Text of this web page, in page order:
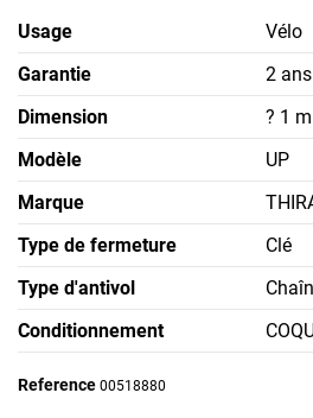
Usage
Vélo
Garantie
2 ans
Dimension
? 1 m
Modèle
UP
Marque
Type de fermeture
Clé
Type d'antivol
Conditionnement
Reference 00518880